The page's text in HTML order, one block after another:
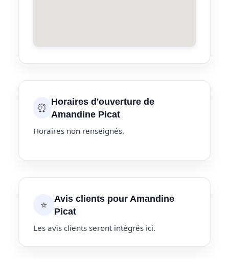
⏰ Horaires d'ouverture de
Amandine Picat
Horaires non renseignés.
⭐
Avis clients pour Amandine
Picat
Les avis clients seront intégrés ici.